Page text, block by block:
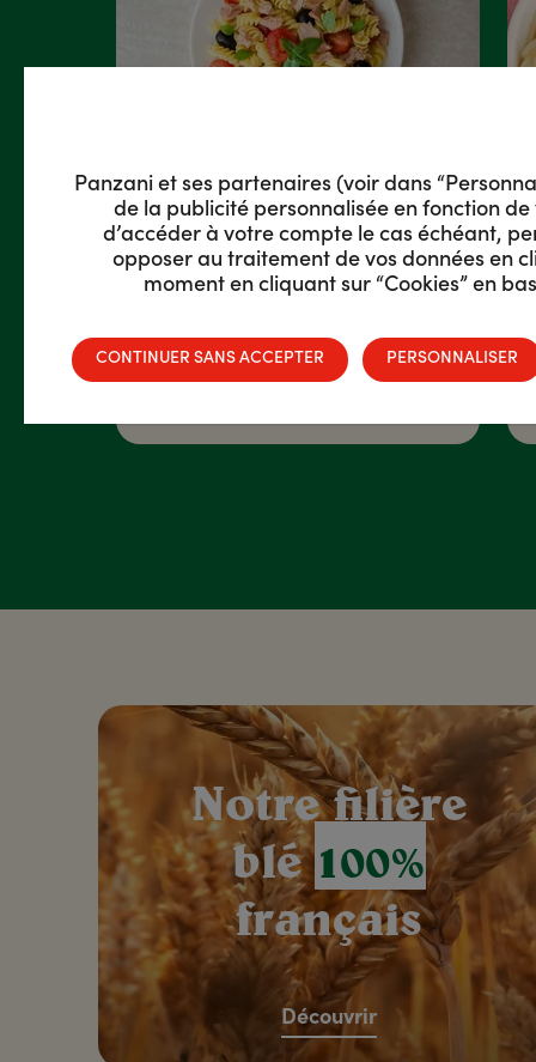
Salade de pâtes
au thon : un
revisiter autant
qu’on le veut
FACILE - 20 MIN
Notre filière
blé100%
français
Découvrir
Panzani et ses partenaires (voir dans
de la publicité personnalisée en fonction
d’accéder à votre compte le cas échéant,
opposer au traitement de vos données en
moment en cliquant sur “Cookies” en
CONTINUER SANS ACCEPTER PERSONNALISER